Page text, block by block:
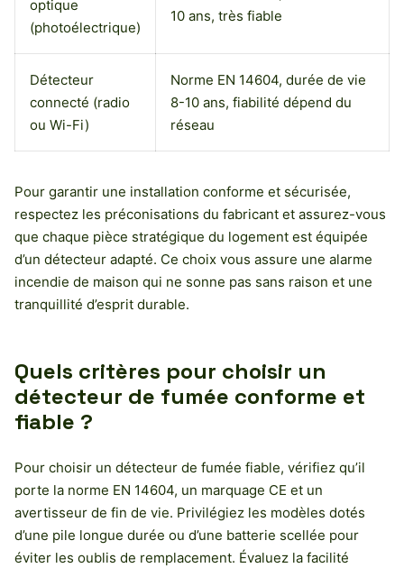
optique
(photoélectrique)
10 ans, très fiable
Détecteur
connecté (radio
ou Wi-Fi)
Norme EN 14604, durée de vie
8-10 ans, fiabilité dépend du
réseau
Pour garantir une installation conforme et sécurisée,
respectez les préconisations du fabricant et assurez-vous
que chaque pièce stratégique du logement est équipée
d’un détecteur adapté. Ce choix vous assure une alarme
incendie de maison qui ne sonne pas sans raison et une
tranquillité d’esprit durable.
Quels critères pour choisir un
détecteur de fumée conforme et
fiable ?
Pour choisir un détecteur de fumée fiable, vérifiez qu’il
porte la norme EN 14604, un marquage CE et un
avertisseur de fin de vie. Privilégiez les modèles dotés
d’une pile longue durée ou d’une batterie scellée pour
éviter les oublis de remplacement. Évaluez la facilité